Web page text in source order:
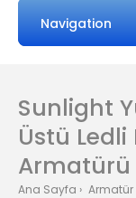
Navigation
Sunlight
Üstü
Armatürü
Ana Sayfa Armatür